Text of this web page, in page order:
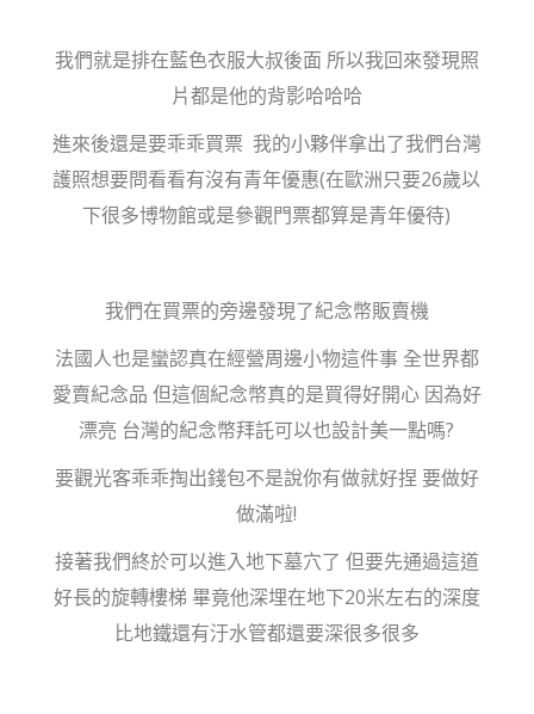
我們就是排在藍色衣服大叔後面 所以我回來發現照
片都是他的背影哈哈哈
進來後還是要乖乖買票 我的小夥伴拿出了我們台灣
護照想要問看看有沒有青年優惠(在歐洲只要26歲以
下很多博物館或是參觀門票都算是青年優待)
我們在買票的旁邊發現了紀念幣販賣機
法國人也是蠻認真在經營周邊小物這件事 全世界都
愛賣紀念品 但這個紀念幣真的是買得好開心 因為好
漂亮 台灣的紀念幣拜託可以也設計美一點嗎?
要觀光客乖乖掏出錢包不是說你有做就好捏 要做好
做滿啦!
接著我們終於可以進入地下墓穴了 但要先通過這道
好長的旋轉樓梯 畢竟他深埋在地下20米左右的深度
比地鐵還有汙水管都還要深很多很多